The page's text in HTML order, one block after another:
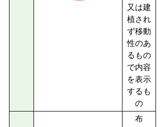
又は建
植され
ず移動
性のあ
るもの
で内容
を表示
するも
の
布